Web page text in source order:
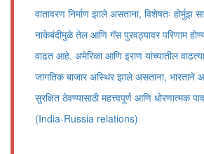
वातावरण निर्माण झाले असताना, विशेषतः होर्मुझ
नाकेबंदीमुळे तेल आणि गॅस पुरवठ्यावर परिणाम
वाढत आहे. अमेरिका आणि इराण यांच्यातील वाढत्या
जागतिक बाजार अस्थिर झाले असताना, भारताने
सुरक्षित ठेवण्यासाठी महत्त्वपूर्ण आणि धोरणात्मक
(India-Russia relations)